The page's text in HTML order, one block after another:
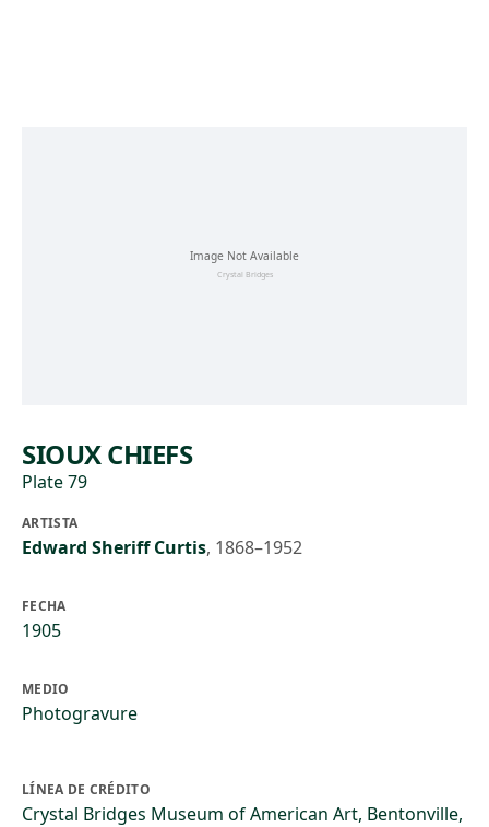
SIOUX CHIEFS
Plate 79
ARTISTA
Edward Sheriff Curtis, 1868–1952
FECHA
1905
MEDIO
Photogravure
LÍNEA DE CRÉDITO
Crystal Bridges Museum of American Art, Bentonville,